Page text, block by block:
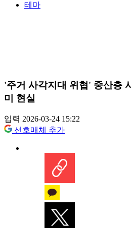
테마
'주거 사각지대 위협' 중산층
미 현실
입력 2026-03-24 15:22
선호매체 추가